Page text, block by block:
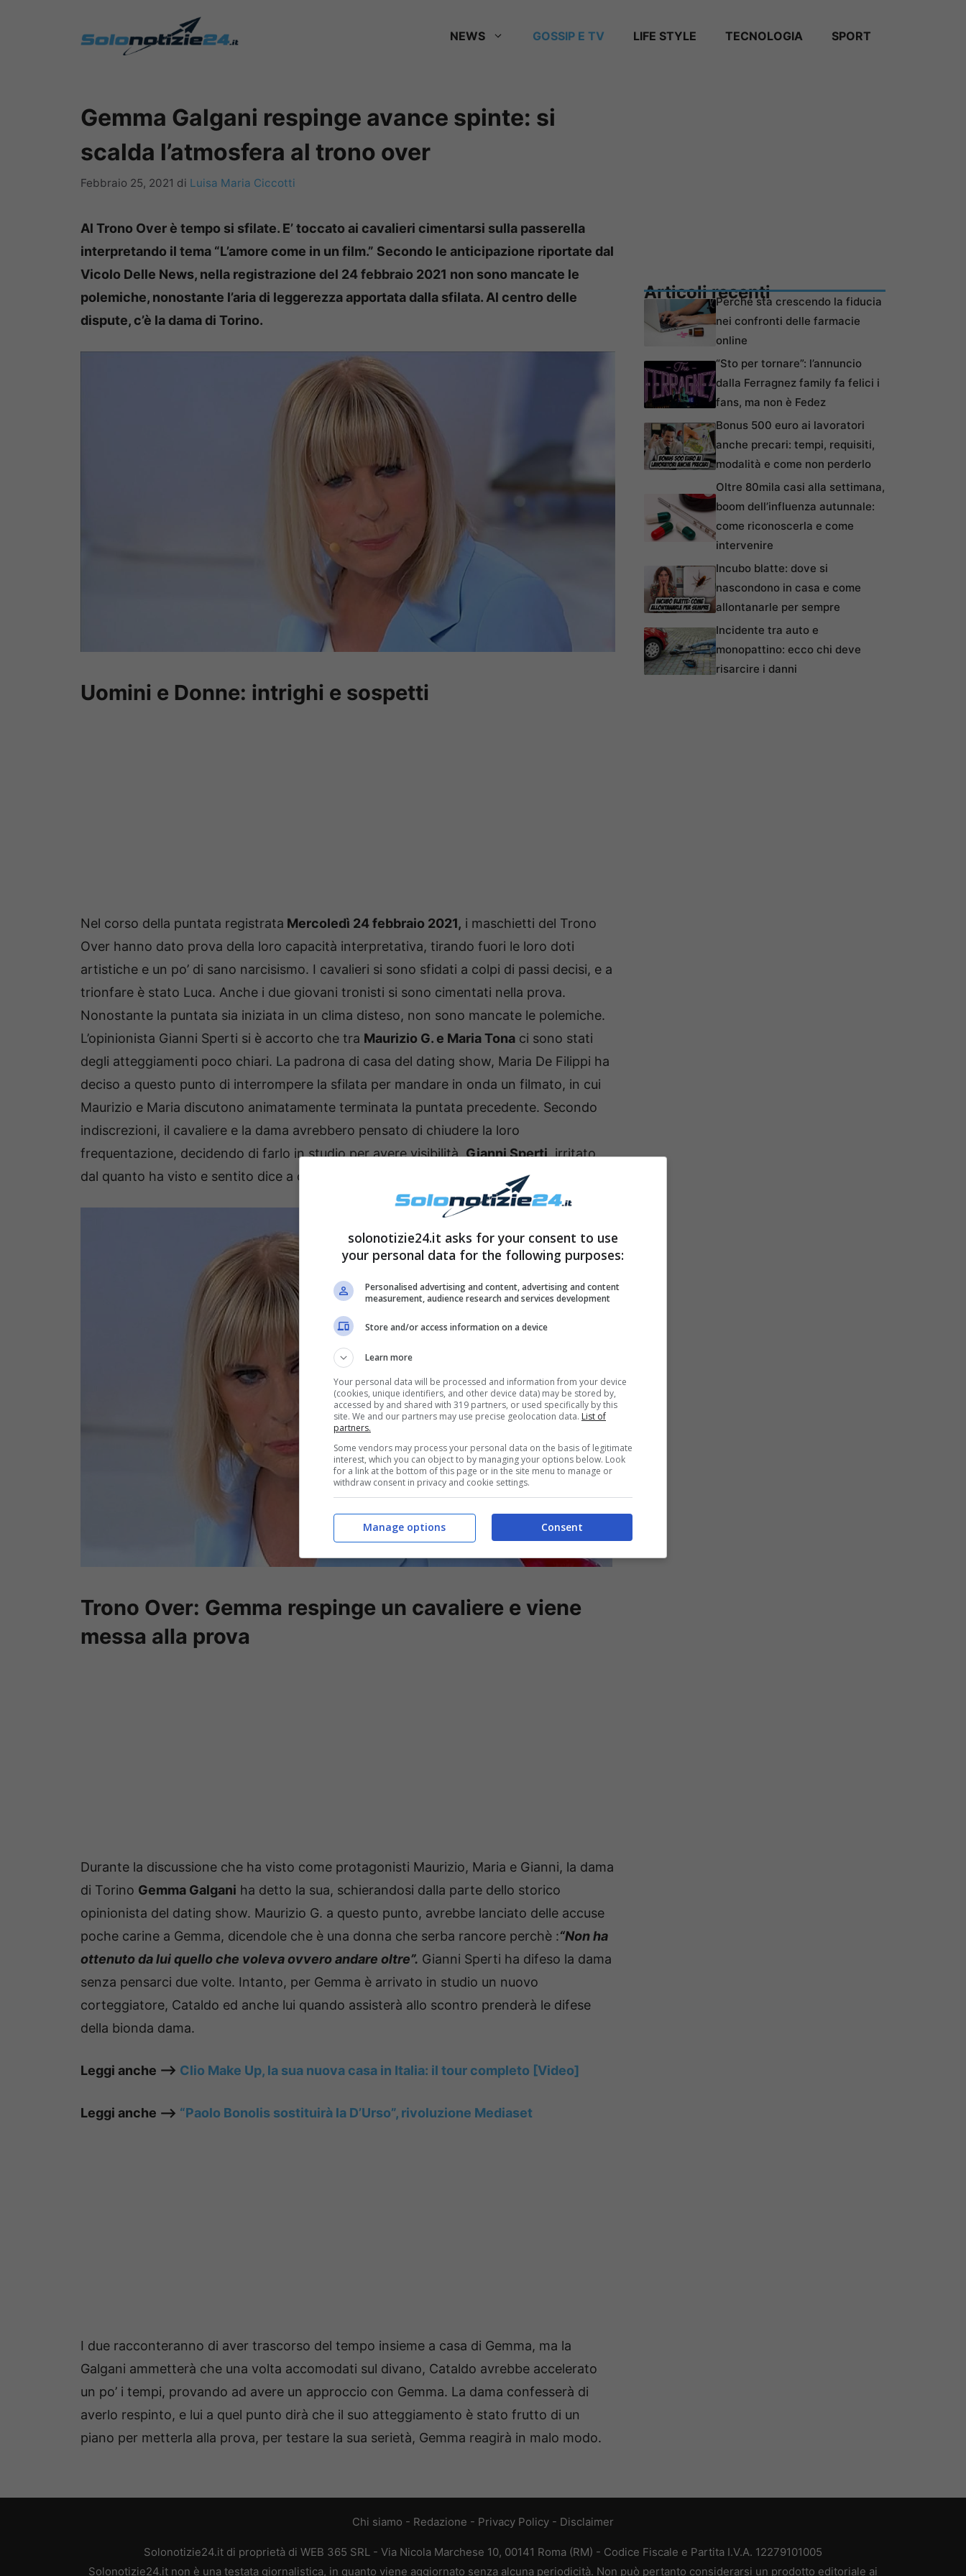
NEWS GOSSIP E TV LIFE STYLE TECNOLOGIA SPORT
Gemma Galgani respinge avance spinte: si
scalda l’atmosfera al trono over
Febbraio 25, 2021 di Luisa Maria Ciccotti
Al Trono Over è tempo si sfilate. E’ toccato ai cavalieri cimentarsi sulla passerella
interpretando il tema “L’amore come in un film.” Secondo le anticipazione riportate dal
Vicolo Delle News, nella registrazione del 24 febbraio 2021 non sono mancate le
polemiche, nonostante l’aria di leggerezza apportata dalla sfilata. Al centro delle
dispute, c’è la dama di Torino.
Uomini e Donne: intrighi e sospetti
Nel corso della puntata registrata Mercoledì 24 febbraio 2021, i maschietti del Trono
Over hanno dato prova della loro capacità interpretativa, tirando fuori le loro doti
artistiche e un po’ di sano narcisismo. I cavalieri si sono sfidati a colpi di passi decisi, e a
trionfare è stato Luca. Anche i due giovani tronisti si sono cimentati nella prova.
Nonostante la puntata sia iniziata in un clima disteso, non sono mancate le polemiche.
L’opinionista Gianni Sperti si è accorto che tra Maurizio G. e Maria Tona ci sono stati
degli atteggiamenti poco chiari. La padrona di casa del dating show, Maria De Filippi ha
deciso a questo punto di interrompere la sfilata per mandare in onda un filmato, in cui
Maurizio e Maria discutono animatamente terminata la puntata precedente. Secondo
indiscrezioni, il cavaliere e la dama avrebbero pensato di chiudere la loro
frequentazione, decidendo di farlo in studio per avere visibilità.Gianni Sperti, irritato
dal quanto ha visto e sentito dice a chiare lettere ad entrambi di ritenerli falsi.
Trono Over: Gemma respinge un cavaliere e viene
messa alla prova
Durante la discussione che ha visto come protagonisti Maurizio, Maria e Gianni, la dama
di Torino Gemma Galgani ha detto la sua, schierandosi dalla parte dello storico
opinionista del dating show. Maurizio G. a questo punto, avrebbe lanciato delle accuse
poche carine a Gemma, dicendole che è una donna che serba rancore perchè :“Non ha
ottenuto da lui quello che voleva ovvero andare oltre”. Gianni Sperti ha difeso la dama
senza pensarci due volte. Intanto, per Gemma è arrivato in studio un nuovo
corteggiatore, Cataldo ed anche lui quando assisterà allo scontro prenderà le difese
della bionda dama.
Leggi anche —–> Clio Make Up, la sua nuova casa in Italia: il tour completo [Video]
Leggi anche —–> “Paolo Bonolis sostituirà la D’Urso”, rivoluzione Mediaset
I due racconteranno di aver trascorso del tempo insieme a casa di Gemma, ma la
Galgani ammetterà che una volta accomodati sul divano, Cataldo avrebbe accelerato
un po’ i tempi, provando ad avere un approccio con Gemma. La dama confesserà di
averlo respinto, e lui a quel punto dirà che il suo atteggiamento è stato frutto di un
piano per metterla alla prova, per testare la sua serietà, Gemma reagirà in malo modo.
Articoli recentiPerché sta crescendo la fiducia
nei confronti delle farmacie
online
“Sto per tornare”: l’annuncio
dalla Ferragnez family fa felici i
fans, ma non è Fedez
Bonus 500 euro ai lavoratori
anche precari: tempi, requisiti,
modalità e come non perderlo
Oltre 80mila casi alla settimana,
boom dell’influenza autunnale:
come riconoscerla e come
intervenire
Incubo blatte: dove si
nascondono in casa e come
allontanarle per sempre
Incidente tra auto e
monopattino: ecco chi deve
risarcire i danni
Chi siamo - Redazione - Privacy Policy - Disclaimer
Solonotizie24.it di proprietà di WEB 365 SRL - Via Nicola Marchese 10, 00141 Roma (RM) - Codice Fiscale e Partita I.V.A. 12279101005
Solonotizie24.it non è una testata giornalistica, in quanto viene aggiornato senza alcuna periodicità. Non può pertanto considerarsi un prodotto editoriale ai
solonotizie24.it asks for your consent to use
your personal data for the following purposes:
Personalised advertising and content, advertising and content
measurement, audience research and services development
Store and/or access information on a device
Learn more
Your personal data will be processed and information from your device
(cookies, unique identifiers, and other device data) may be stored by,
accessed by and shared with 319 partners, or used specifically by this
site. We and our partners may use precise geolocation data. List of
partners.
Some vendors may process your personal data on the basis of legitimate
interest, which you can object to by managing your options below. Look
for a link at the bottom of this page or in the site menu to manage or
withdraw consent in privacy and cookie settings.
Consent
Manage options